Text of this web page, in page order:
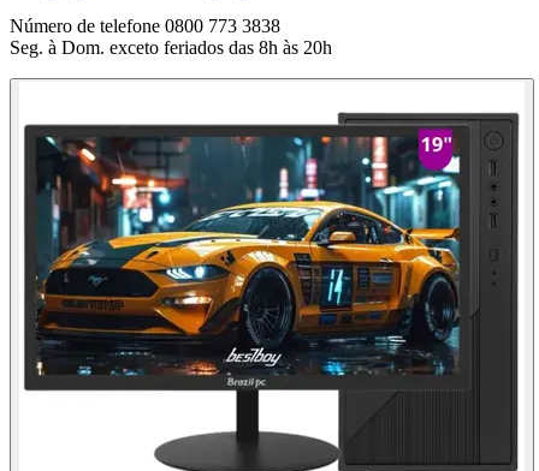
Número de telefone 0800 773 3838
Seg. à Dom. exceto feriados das 8h às 20h